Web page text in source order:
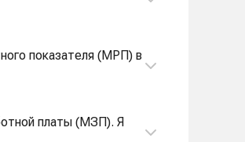
показателя (МРП) в
платы (МЗП). Я